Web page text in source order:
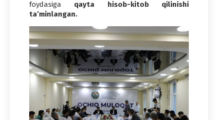
foydasiga qayta hisob-kitob qilinishi
ta’minlangan.